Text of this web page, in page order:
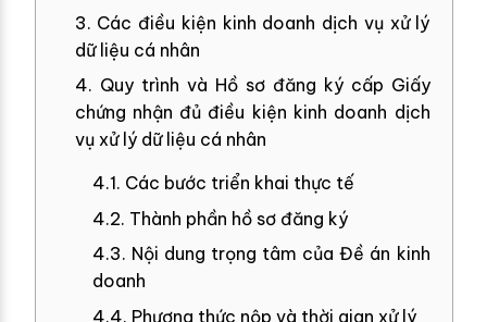
3. Các điều kiện kinh doanh dịch vụ xử lý
dữ liệu cá nhân
4. Quy trình và Hồ sơ đăng ký cấp Giấy
chứng nhận đủ điều kiện kinh doanh dịch
vụ xử lý dữ liệu cá nhân
4.1. Các bước triển khai thực tế
4.2. Thành phần hồ sơ đăng ký
4.3. Nội dung trọng tâm của Đề án kinh
doanh
4.4. Phương thức nộp và thời gian xử lý